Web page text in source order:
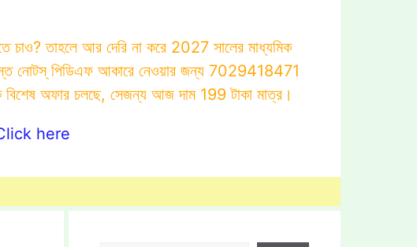
চাও? তাহলে আর দেরি না করে 2027 সালের মাধ্যমিক
নোটস্ পিডিএফ আকারে নেওয়ার জন্য 7029418471
অফার চলছে, সেজন্য আজ দাম 199 টাকা মাত্র।
Click here